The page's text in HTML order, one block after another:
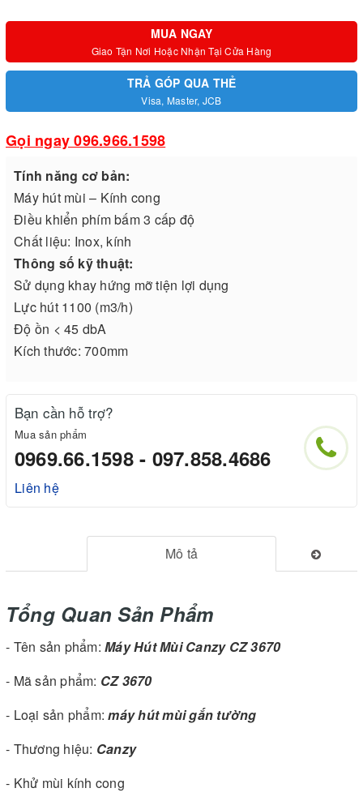
MUA NGAY
Giao Tận Nơi Hoặc Nhận Tại Cửa Hàng
TRẢ GÓP QUA THẺ
Visa, Master, JCB
Gọi ngay 096.966.1598
Tính năng cơ bản:
Máy hút mùi – Kính cong
Điều khiển phím bấm 3 cấp độ
Chất liệu: Inox, kính
Thông số kỹ thuật:
Sử dụng khay hứng mỡ tiện lợi dụng
Lực hút 1100 (m3/h)
Độ ồn < 45 dbA
Kích thước: 700mm
Bạn cần hỗ trợ?
Mua sản phẩm
0969.66.1598 - 097.858.4686
Liên hệ
Mô tả
Tổng Quan Sản Phẩm
- Tên sản phẩm: Máy Hút Mùi Canzy CZ 3670
- Mã sản phẩm: CZ 3670
- Loại sản phẩm:máy hút mùi gắn tường
- Thương hiệu: Canzy
- Khử mùi kính cong